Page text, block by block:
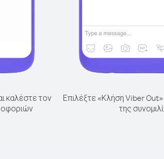
καλέστε τον
Επιλέξτε «Κλήση Viber
της